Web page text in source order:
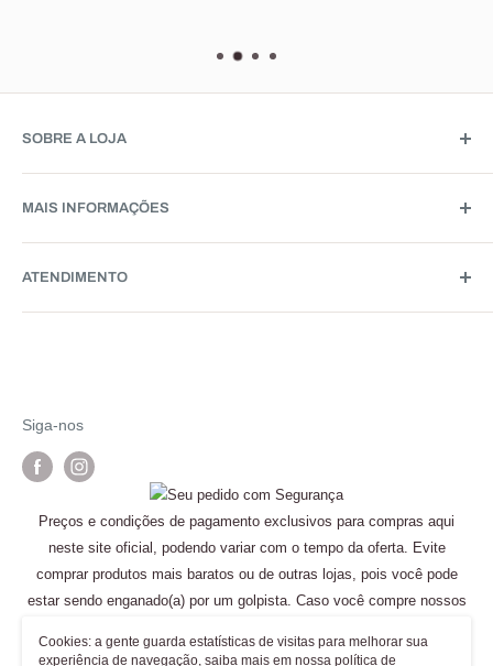
SOBRE A LOJA
a proposta de unir versatilidade e elegância em produtos
MAIS INFORMAÇÕES
Quem Somos
Site Confiável
Formas de Pagamentos
Política de Frete
Política de Privacidade
Contato
ATENDIMENTO
Sáb: 09:00h às 13:00h
Dom e feriados: não há atendimento
Avenida Trompowsky, 210 - Florianópolis/SC
CEP 88015-300
Siga-nos
Preços e condições de pagamento exclusivos para compras aqui
neste site oficial, podendo variar com o tempo da oferta. Evite
comprar produtos mais baratos ou de outras lojas, pois você pode
estar sendo enganado(a) por um golpista. Caso você compre nossos
problemas.
Cookies: a gente guarda estatísticas de visitas para melhorar sua
experiência de navegação, saiba mais em nossa política de